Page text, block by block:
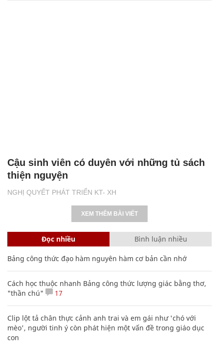
NGHỊ QUYẾT PHÁT TRIỂN KT- XH
Cậu sinh viên có duyên với những tủ sách
thiện nguyện
XEM THÊM BÀI VIẾT
Đọc nhiều Bình luận nhiều
Bảng công thức đạo hàm nguyên hàm cơ bản cần nhớ
Cách học thuộc nhanh Bảng công thức lượng giác bằng thơ,
"thần chú"
17
Clip lột tả chân thực cảnh anh trai và em gái như 'chó với
mèo', người tinh ý còn phát hiện một vấn đề trong giáo dục
con